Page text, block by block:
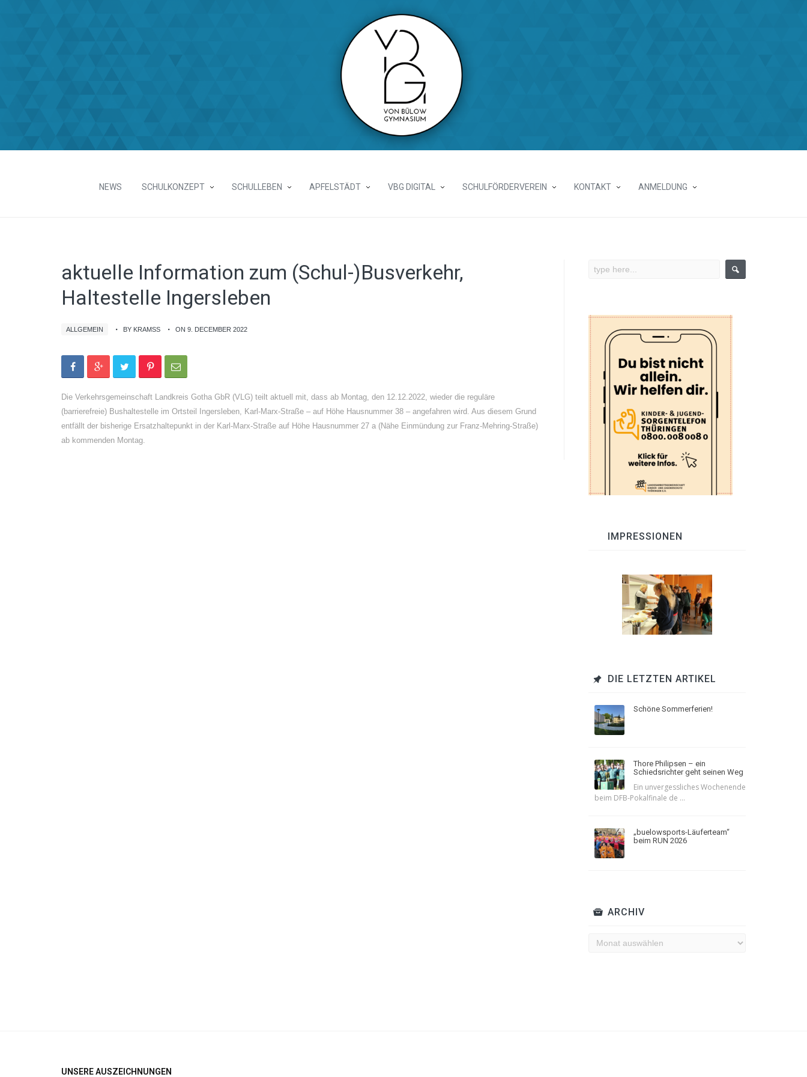
NEWS SCHULKONZEPT SCHULLEBEN APFELSTÄDT VBG DIGITAL SCHULFÖRDERVEREIN KONTAKT ANMELDUNG
aktuelle Information zum (Schul-)Busverkehr,
Haltestelle Ingersleben
ALLGEMEIN BY KRAMSS ON 9. DECEMBER 2022
Die Verkehrsgemeinschaft Landkreis Gotha GbR (VLG) teilt aktuell mit, dass ab Montag, den 12.12.2022, wieder die reguläre
(barrierefreie) Bushaltestelle im Ortsteil Ingersleben, Karl-Marx-Straße – auf Höhe Hausnummer 38 – angefahren wird. Aus diesem Grund
entfällt der bisherige Ersatzhaltepunkt in der Karl-Marx-Straße auf Höhe Hausnummer 27 a (Nähe Einmündung zur Franz-Mehring-Straße)
ab kommenden Montag.
IMPRESSIONEN
DIE LETZTEN ARTIKEL
Schöne Sommerferien!
Thore Philipsen – ein
Schiedsrichter geht seinen Weg
Ein unvergessliches Wochenende
beim DFB-Pokalfinale de ...
„buelowsports-Läuferteam“
beim RUN 2026
ARCHIV
Archiv
UNSERE AUSZEICHNUNGEN